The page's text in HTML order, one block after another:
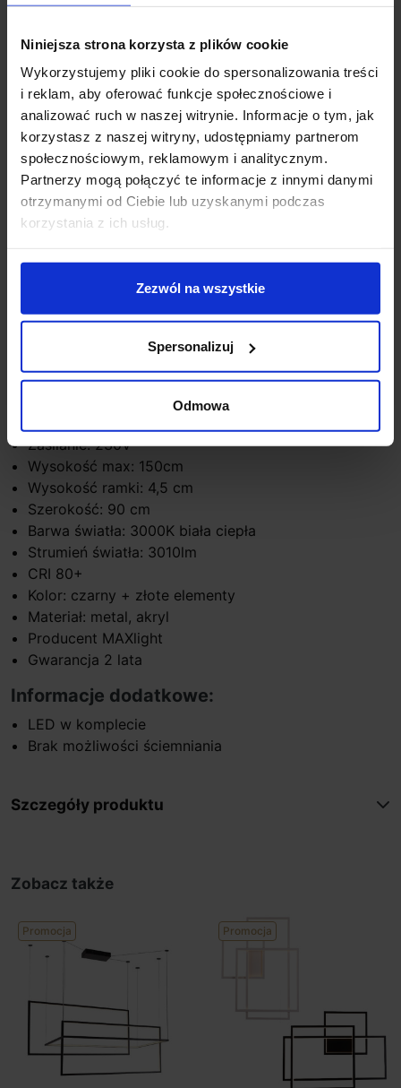
Niniejsza strona korzysta z plików cookie
Wykorzystujemy pliki cookie do spersonalizowania treści
i reklam, aby oferować funkcje społecznościowe i
analizować ruch w naszej witrynie. Informacje o tym, jak
korzystasz z naszej witryny, udostępniamy partnerom
społecznościowym, reklamowym i analitycznym.
Partnerzy mogą połączyć te informacje z innymi danymi
otrzymanymi od Ciebie lub uzyskanymi podczas
korzystania z ich usług.
Zezwól na wszystkie
Spersonalizuj
Odmowa
Opis
MAXLIGHT P0487 MOMOsubtelna, wisząca lampa
ledowa, która łączy minimalizm z interesującym
detalem. Na czarnym profilu, wewnątrz którego
znajduje się listwa LED z diodami, umieszczono
najciekawsza. Momo świetnie oddaje barwy (CRI90),
jest więc wymarzoną lampą do jadalni, nad stolik
japońskim, op-art, loftowym i minimalistycznym.
Zasilanie: 230V
Wysokość max: 150cm
Wysokość ramki: 4,5 cm
Szerokość: 90 cm
Barwa światła: 3000K biała ciepła
Strumień światła: 3010lm
CRI 80+
Kolor: czarny + złote elementy
Materiał: metal, akryl
Producent MAXlight
Gwarancja 2 lata
Informacje dodatkowe:
LED w komplecie
Brak możliwości ściemniania
Szczegóły produktu
Zobacz także
Promocja Promocja